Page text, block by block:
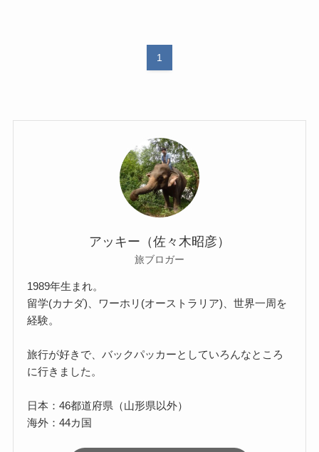
1
アッキー（佐々木昭彦）
旅ブロガー
1989年生まれ。
留学(カナダ)、ワーホリ(オーストラリア)、世界一周を
経験。
旅行が好きで、バックパッカーとしていろんなところ
に行きました。
日本：46都道府県（山形県以外）
海外：44カ国